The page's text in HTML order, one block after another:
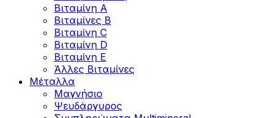
Βιταμίνη Α
Βιταμίνες Β
Βιταμίνη C
Βιταμίνη D
Βιταμίνη Ε
Άλλες Βιταμίνες
Μέταλλα
Μαγνήσιο
Ψευδάργυρος